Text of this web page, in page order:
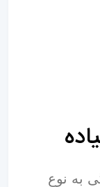
به نوع